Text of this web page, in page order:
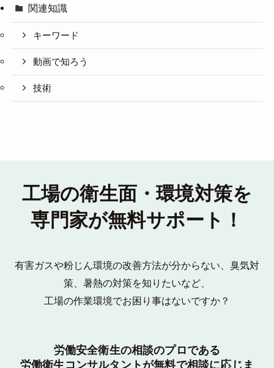
関連知識
キーワード
動画で知ろう
技術
工場の衛生面・環境対策を
専門家が無料サポート！
有害ガスや粉じん環境の改善方法が分からない、臭気対
策、暑熱の対策を知りたいなど、
工場の作業環境でお困り事はないですか？
労働安全衛生の相談のプロである
労働衛生コンサルタントが無料で相談に応じま